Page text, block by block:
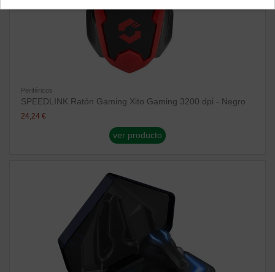
Periféricos
SPEEDLINK Ratón Gaming Xito Gaming 3200 dpi - Negro
24,24 €
ver producto